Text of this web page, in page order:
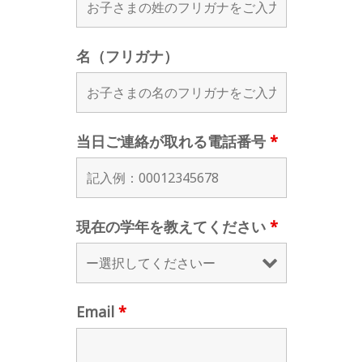
名（フリガナ）
当日ご連絡が取れる電話番号 *
現在の学年を教えてください *
Email *